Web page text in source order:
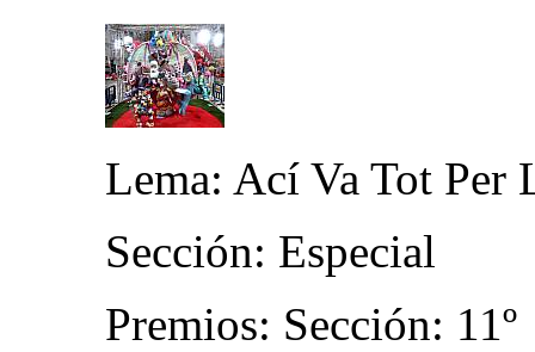
Lema: Ací Va Tot Per
Sección: Especial
Premios: Sección: 11º